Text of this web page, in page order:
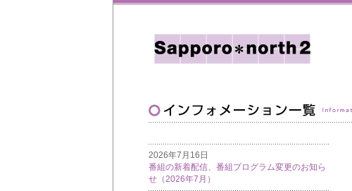
2026年7月16日
番組の新着配信、番組プログラム変更のお知ら
せ（2026年7月）